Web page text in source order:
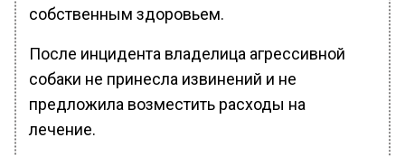
собственным здоровьем.
После инцидента владелица агрессивной
собаки не принесла извинений и не
предложила возместить расходы на
лечение.